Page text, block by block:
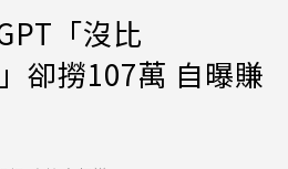
「沒比
卻撈107萬 自曝賺